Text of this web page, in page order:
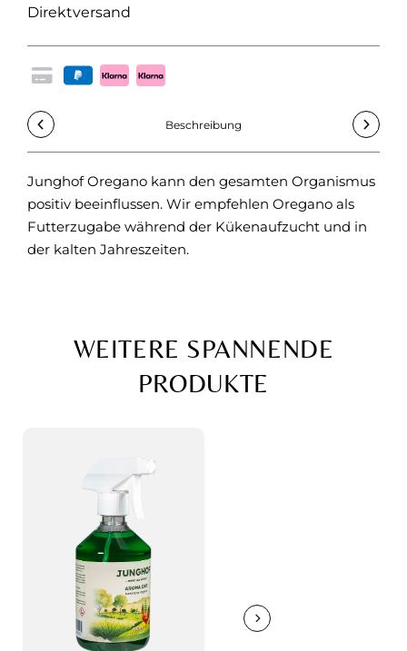
Direktversand
Beschreibung
Junghof Oregano kann den gesamten Organismus
positiv beeinflussen. Wir empfehlen Oregano als
Futterzugabe während der Kükenaufzucht und in
der kalten Jahreszeiten.
WEITERE SPANNENDE
PRODUKTE